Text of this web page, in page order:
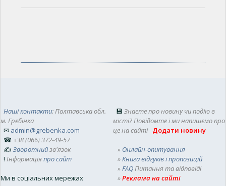
Наші контакти: Полтавська обл.
м. Гребінка
✉ admin@grebenka.com
☎ +38 (066) 372-49-57
✍ Зворотний зв'язок
! Інформаціяпро сайт
Ми в соціальних мережах
💾 Знаєте про новину чи подію в
місті? Повідомте і ми напишемо про
це на сайті Додати новину
» Онлайн-опитування
» Книга відгуків і пропозицій
» FAQ Питання та відповіді
»Реклама на сайті